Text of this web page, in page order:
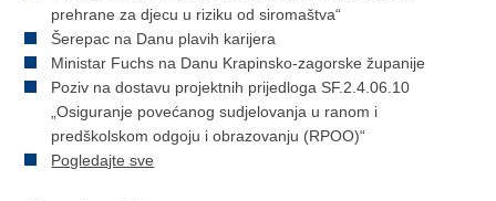
prehrane za djecu u riziku od siromaštva“
Šerepac na Danu plavih karijera
Ministar Fuchs na Danu Krapinsko-zagorske županije
Poziv na dostavu projektnih prijedloga SF.2.4.06.10
„Osiguranje povećanog sudjelovanja u ranom i
predškolskom odgoju i obrazovanju (RPOO)“
Pogledajte sve